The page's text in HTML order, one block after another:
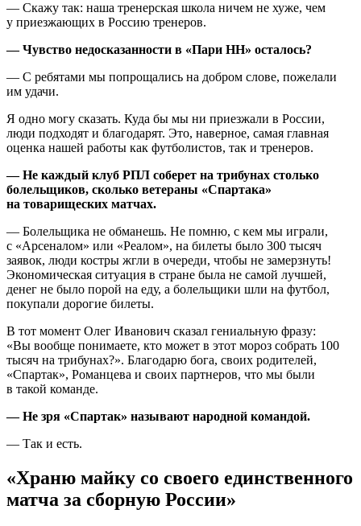
— Скажу так: наша тренерская школа ничем не хуже, чем
у приезжающих в Россию тренеров.
— Чувство недосказанности в «Пари НН» осталось?
— С ребятами мы попрощались на добром слове, пожелали
им удачи.
Я одно могу сказать. Куда бы мы ни приезжали в России,
люди подходят и благодарят. Это, наверное, самая главная
оценка нашей работы как футболистов, так и тренеров.
— Не каждый клуб РПЛ соберет на трибунах столько
болельщиков, сколько ветераны «Спартака»
на товарищеских матчах.
— Болельщика не обманешь. Не помню, с кем мы играли,
с «Арсеналом» или «Реалом», на билеты было 300 тысяч
заявок, люди костры жгли в очереди, чтобы не замерзнуть!
Экономическая ситуация в стране была не самой лучшей,
денег не было порой на еду, а болельщики шли на футбол,
покупали дорогие билеты.
В тот момент Олег Иванович сказал гениальную фразу:
«Вы вообще понимаете, кто может в этот мороз собрать 100
тысяч на трибунах?». Благодарю бога, своих родителей,
«Спартак», Романцева и своих партнеров, что мы были
в такой команде.
— Не зря «Спартак» называют народной командой.
— Так и есть.
«Храню майку со своего единственного
матча за сборную России»